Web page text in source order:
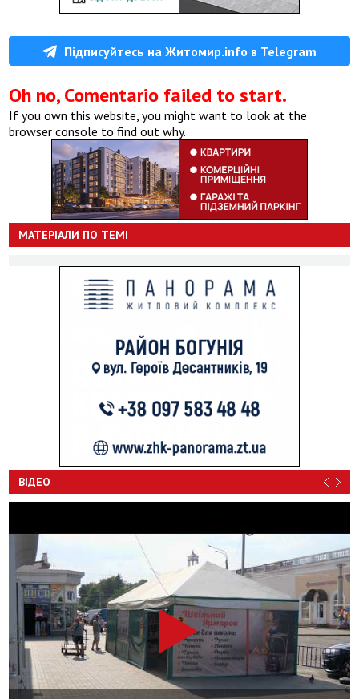
Підписуйтесь на Житомир.info в Telegram
Oh no, Comentario failed to start.
If you own this website, you might want to look at the
browser console to find out why.
МАТЕРІАЛИ ПО ТЕМІ
ВІДЕО